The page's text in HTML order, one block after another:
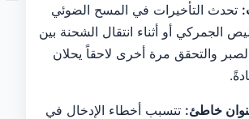
تحدث التأخيرات في المسح الضوئي
الجمركي أو أثناء انتقال الشحنة بين
والتحقق مرة أخرى لاحقاً يحلان
خاطئ: تتسبب أخطاء الإدخال في